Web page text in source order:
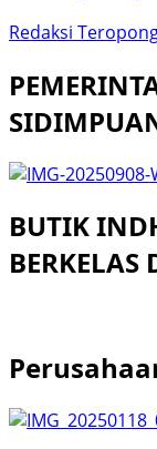
Redaksi
BUTIK
BERKELAS